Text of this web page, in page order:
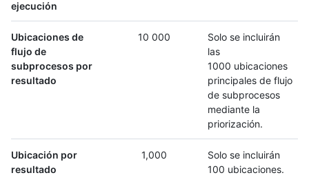
ejecución
Ubicaciones de
flujo de
subprocesos por
resultado
10 000
Solo se incluirán
las
1000 ubicaciones
principales de flujo
de subprocesos
mediante la
priorización.
Ubicación por
resultado
1,000
Solo se incluirán
100 ubicaciones.